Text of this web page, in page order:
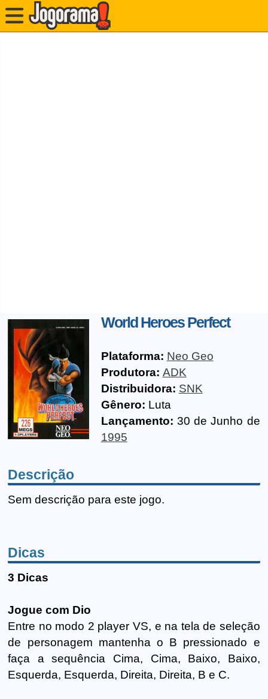
World Heroes Perfect
Plataforma: Neo Geo
Produtora: ADK
Distribuidora: SNK
Gênero: Luta
Lançamento: 30 de Junho de
1995
Descrição
Sem descrição para este jogo.
Dicas
3 Dicas
Jogue com Dio
Entre no modo 2 player VS, e na tela de seleção
de personagem mantenha o B pressionado e
faça a sequência Cima, Cima, Baixo, Baixo,
Esquerda, Esquerda, Direita, Direita, B e C.